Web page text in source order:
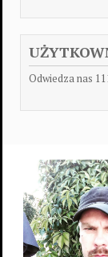
Odwiedza nas